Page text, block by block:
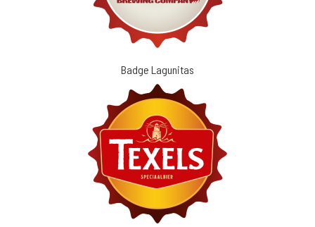
Badge Lagunitas